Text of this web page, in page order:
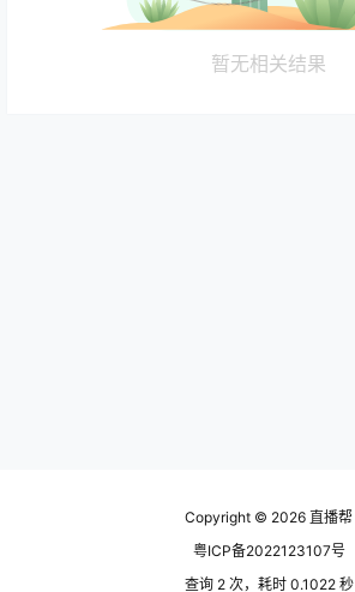
暂无相关结果
Copyright © 2026 直播帮
粤ICP备2022123107号
查询 2 次，耗时 0.1022 秒